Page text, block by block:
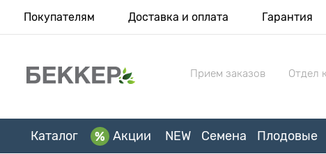
Покупателям Доставка и оплата Гарантия
Прием заказов Отдел
Каталог Акции NEW Семена Плодовые